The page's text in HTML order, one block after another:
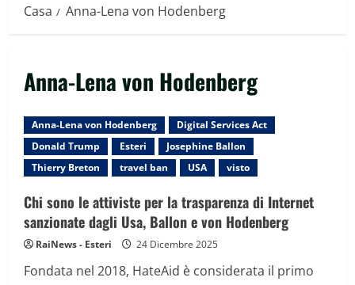
Casa Anna-Lena von Hodenberg
Anna-Lena von Hodenberg
Anna-Lena von Hodenberg
Digital Services Act
Donald Trump
Esteri
Josephine Ballon
Thierry Breton
travel ban USA visto
Chi sono le attiviste per la trasparenza di Internet
sanzionate dagli Usa, Ballon e von Hodenberg
RaiNews - Esteri 24 Dicembre 2025
Fondata nel 2018, HateAid è considerata il primo